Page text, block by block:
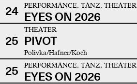
24 PERFORMANCE, TANZ, THEATER
EYES ON 2026
25
THEATER
PIVOT
Polivka/Hafner/Koch
25 PERFORMANCE, TANZ, THEATER
EYES ON 2026